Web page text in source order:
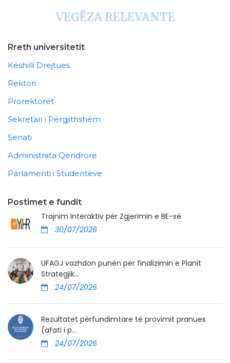
VEGËZA RELEVANTE
Rreth universitetit
Këshilli Drejtues
Rektori
Prorektorët
Sekretari i Përgjithshëm
Senati
Administrata Qendrore
Parlamenti i Studentëve
Postimet e fundit
Trajnim Interaktiv për Zgjerimin e BE-së
30/07/2026
UFAGJ vazhdon punën për finalizimin e Planit
Strategjik...
24/07/2026
Rezultatet përfundimtare të provimit pranues
(afati i p...
24/07/2026